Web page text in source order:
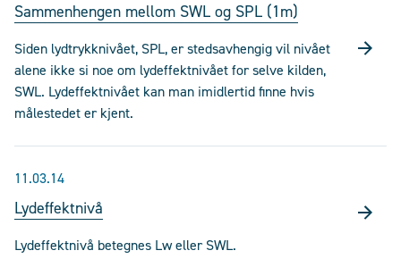
Sammenhengen mellom SWL og SPL (1m)
Siden lydtrykknivået, SPL, er stedsavhengig vil nivået
alene ikke si noe om lydeffektnivået for selve kilden,
SWL. Lydeffektnivået kan man imidlertid finne hvis
målestedet er kjent.
11.03.14
Lydeffektnivå
Lydeffektnivå betegnes Lw eller SWL.